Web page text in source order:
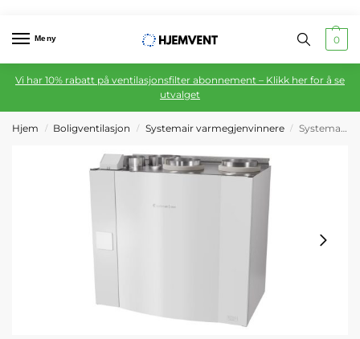
Meny 0
Vi har 10% rabatt på ventilasjonsfilter abonnement – Klikk her for å se
utvalget
Hjem / Boligventilasjon / Systemair varmegjenvinnere / Systemair SAVE VTR 500 L